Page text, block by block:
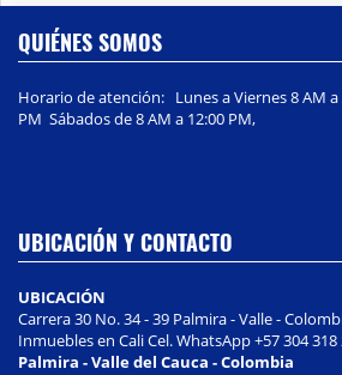
QUIÉNES SOMOS
Horario de atención: Lunes a Viernes 8 AM a
PM Sábados de 8 AM a 12:00 PM,
UBICACIÓN Y CONTACTO
UBICACIÓN
Carrera 30 No. 34 - 39 Palmira - Valle -
Inmuebles en Cali Cel. WhatsApp +57 304 318
Palmira - Valle del Cauca - Colombia